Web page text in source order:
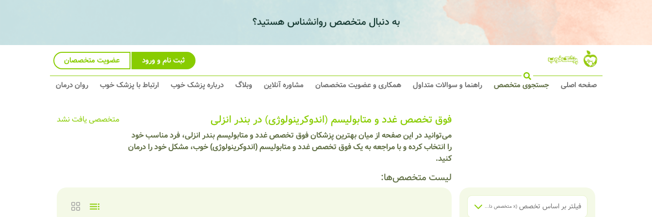
ثبت نام و ورود عضویت متخصصان
صفحه اصلی جستجوی متخصص راهنما و سوالات متداول همکاری و عضویت متخصصان مشاوره آنلاین وبلاگ درباره پزشک خوب ارتباط با پزشک خوب روان درمان
فوق تخصص غدد و متابولیسم (اندوکرینولوژی) در بندر انزلی
می‌توانید در این صفحه از میان بهترین پزشکان فوق تخصص غدد و متابولیسم بندر انزلی، فرد مناسب خود
را انتخاب کرده و با مراجعه به یک فوق تخصص غدد و متابولیسم (اندوکرینولوژی) خوب، مشکل خود را درمان
کنید.
لیست متخصص‌ها:
متخصصی یافت نشد
فیلتر بر اساس تخصص (x متخصص داخلی )